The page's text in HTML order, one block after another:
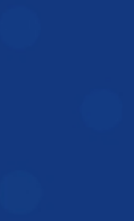
Eurokupa-